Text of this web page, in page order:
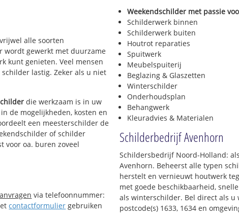
alle soorten
wordt gewerkt met duurzame
kunt genieten. Veel mensen
lastig. Zeker als u niet
die werkzaam is in uw
de mogelijkheden, kosten en
een meesterschilder de
of schilder
voor oa. buren zoveel
via telefoonnummer:
contactformulier gebruiken
Weekendschilder met passie
Schilderwerk binnen
Schilderwerk buiten
Houtrot reparaties
Spuitwerk
Meubelspuiterij
Beglazing & Glaszetten
Winterschilder
Onderhoudsplan
Behangwerk
Kleuradvies & Materialen
Schilderbedrijf Avenhorn
Schildersbedrijf Noord-Holland:
Avenhorn. Beheerst alle typen
herstelt en vernieuwt houtwerk
met goede beschikbaarheid,
als winterschilder. Bel direct als
postcode(s) 1633, 1634 en